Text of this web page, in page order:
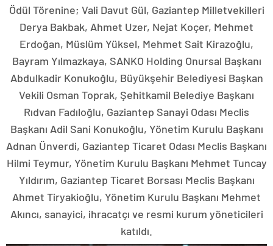
Ödül Törenine; Vali Davut Gül, Gaziantep Milletvekilleri
Derya Bakbak, Ahmet Uzer, Nejat Koçer, Mehmet
Erdoğan, Müslüm Yüksel, Mehmet Sait Kirazoğlu,
Bayram Yılmazkaya, SANKO Holding Onursal Başkanı
Abdulkadir Konukoğlu, Büyükşehir Belediyesi Başkan
Vekili Osman Toprak, Şehitkamil Belediye Başkanı
Rıdvan Fadıloğlu, Gaziantep Sanayi Odası Meclis
Başkanı Adil Sani Konukoğlu, Yönetim Kurulu Başkanı
Adnan Ünverdi, Gaziantep Ticaret Odası Meclis Başkanı
Hilmi Teymur, Yönetim Kurulu Başkanı Mehmet Tuncay
Yıldırım, Gaziantep Ticaret Borsası Meclis Başkanı
Ahmet Tiryakioğlu, Yönetim Kurulu Başkanı Mehmet
Akıncı, sanayici, ihracatçı ve resmi kurum yöneticileri
katıldı.